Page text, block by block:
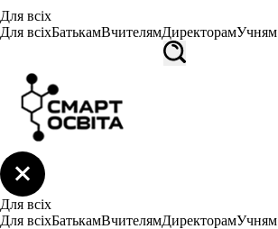
Для всіх
Для всіхБатькамВчителямДиректорамУчням
Для всіх
Для всіхБатькамВчителямДиректорамУчням